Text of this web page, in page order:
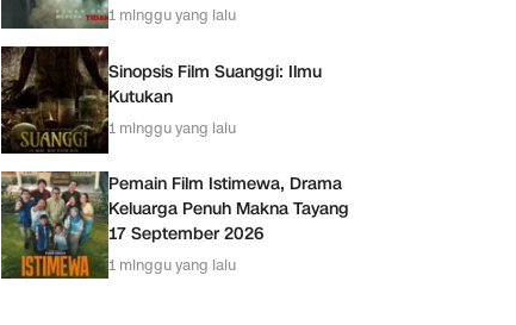
1 minggu yang lalu
Sinopsis Film Suanggi: Ilmu
Kutukan
1 minggu yang lalu
Pemain Film Istimewa, Drama
Keluarga Penuh Makna Tayang
17 September 2026
1 minggu yang lalu